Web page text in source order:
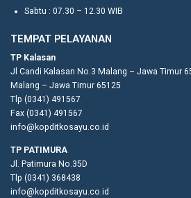
Sabtu : 07.30 – 12.30 WIB
TEMPAT PELAYANAN
TP Kalasan
Jl Candi Kalasan No.3 Malang – Jawa Timur
Malang – Jawa Timur 65125
Tlp (0341) 491567
Fax (0341) 491567
info@kopditkosayu.co.id
TP PATIMURA
Jl. Patimura No.35D
Tlp (0341) 368438
info@kopditkosayu.co.id